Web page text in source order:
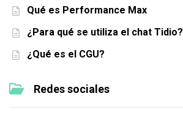
Qué es Performance Max
¿Para qué se utiliza el chat Tidio?
¿Qué es el CGU?
Redes sociales